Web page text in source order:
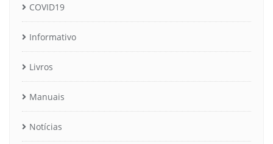
COVID19
Informativo
Livros
Manuais
Notícias